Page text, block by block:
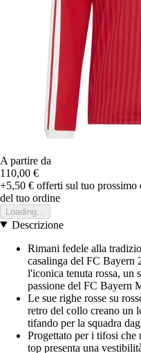
A partire da
110,00 €
+5,50 € offerti sul tuo prossimo
del tuo ordine
Loading...
Descrizione
Rimani fedele alla
casalinga del FC Bayern
l'iconica tenuta rossa, un
passione del FC Bayern
Le sue righe rosse su
retro del collo creano un
tifando per la squadra
Progettato per i tifosi che
top presenta una